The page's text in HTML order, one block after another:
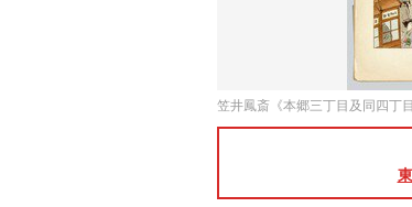
笠井鳳斎《本郷三丁目及同四